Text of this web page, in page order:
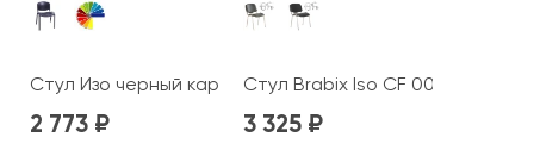
Стул Изо черный каркас, пластик
2 773
Стул Brabix Iso CF 001
3 325